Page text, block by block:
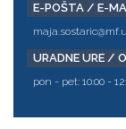
E-POŠTA / E-
URADNE URE /
pon - pet: 10:00 -